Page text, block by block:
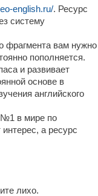
english.ru/. Ресурс
систему
фрагмента вам нужно
пополняется.
и развивает
основе в
английского
№1 в мире по
а ресурс
лихо.